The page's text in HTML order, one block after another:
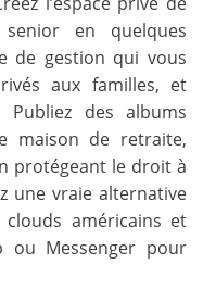
senior en quelques
de gestion qui vous
aux familles, et
Publiez des albums
maison de retraite,
protégeant le droit à
une vraie alternative
clouds américains et
ou Messenger pour